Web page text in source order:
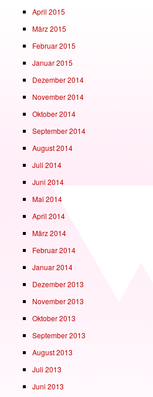
April 2015
März 2015
Februar 2015
Januar 2015
Dezember 2014
November 2014
Oktober 2014
September 2014
August 2014
Juli 2014
Juni 2014
Mai 2014
April 2014
März 2014
Februar 2014
Januar 2014
Dezember 2013
November 2013
Oktober 2013
September 2013
August 2013
Juli 2013
Juni 2013